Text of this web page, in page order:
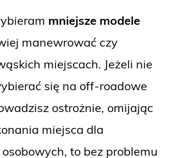
mniejsze modele
manewrować czy
miejscach. Jeżeli nie
się na off-roadowe
ostrożnie, omijając
miejsca dla
to bez problemu